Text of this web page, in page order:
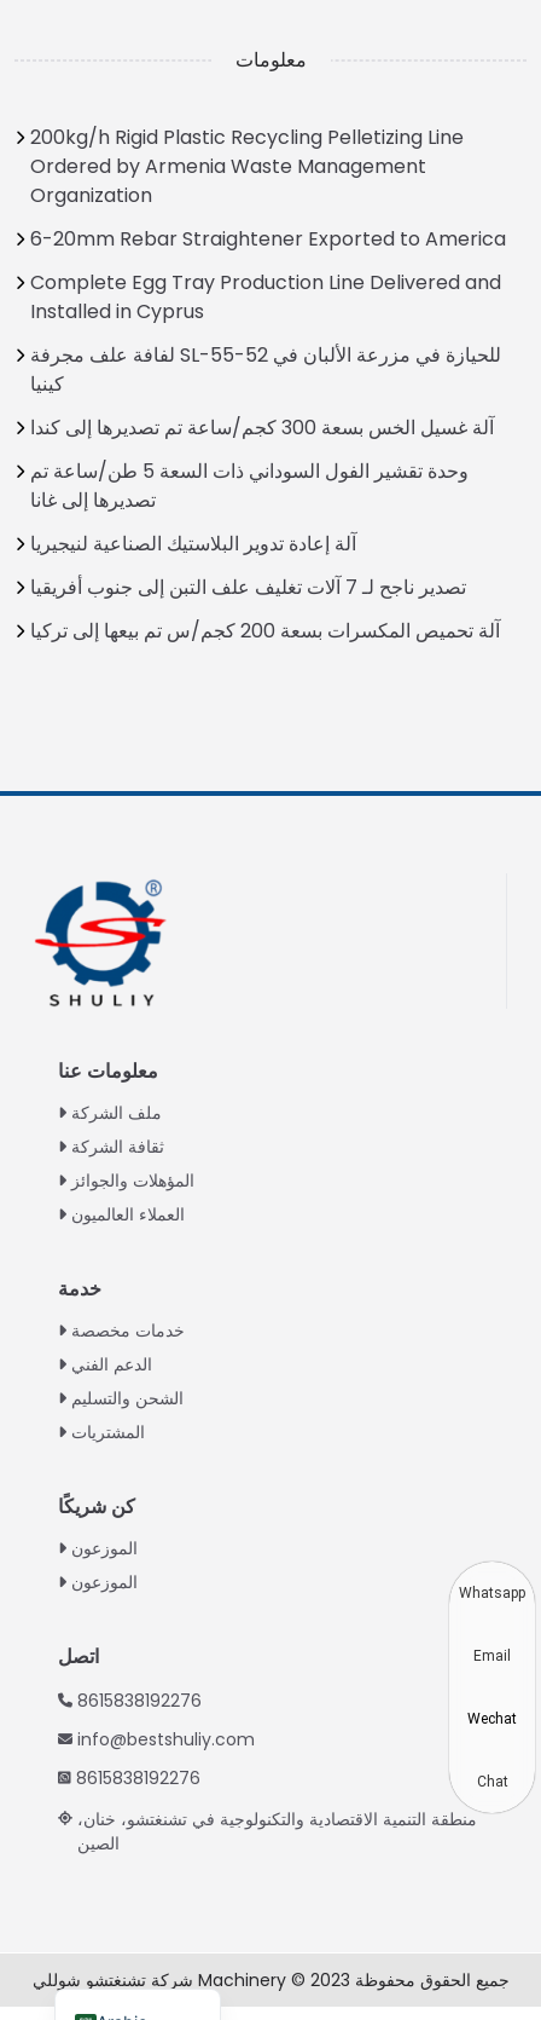
معلومات
200kg/h Rigid Plastic Recycling Pelletizing Line
Ordered by Armenia Waste Management
Organization
6-20mm Rebar Straightener Exported to America
Complete Egg Tray Production Line Delivered and
Installed in Cyprus
لفافة علف مجرفة SL-55-52 للحيازة في مزرعة الألبان في
كينيا
آلة غسيل الخس بسعة 300 كجم/ساعة تم تصديرها إلى كندا
وحدة تقشير الفول السوداني ذات السعة 5 طن/ساعة تم
تصديرها إلى غانا
آلة إعادة تدوير البلاستيك الصناعية لنيجيريا
تصدير ناجح لـ 7 آلات تغليف علف التبن إلى جنوب أفريقيا
آلة تحميص المكسرات بسعة 200 كجم/س تم بيعها إلى تركيا
معلومات عنا
ملف الشركة
ثقافة الشركة
المؤهلات والجوائز
العملاء العالميون
خدمة
خدمات مخصصة
الدعم الفني
الشحن والتسليم
المشتريات
كن شريكًا
الموزعون
الموزعون
اتصل
8615838192276
info@bestshuliy.com
8615838192276
منطقة التنمية الاقتصادية والتكنولوجية في تشنغتشو، خنان،
الصين
شركة تشنغتشو شوللي Machinery © 2023 جميع الحقوق محفوظة English
Russian
Spanish
Chinese
Hindi
Korean
Vietnamese
Thai
Indonesian
Swahili
Greek
Whatsapp
Email
Wechat
Chat